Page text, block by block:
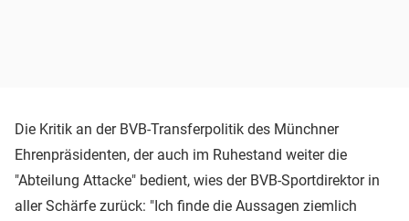
Die Kritik an der BVB-Transferpolitik des Münchner
Ehrenpräsidenten, der auch im Ruhestand weiter die
"Abteilung Attacke" bedient, wies der BVB-Sportdirektor in
aller Schärfe zurück: "Ich finde die Aussagen ziemlich